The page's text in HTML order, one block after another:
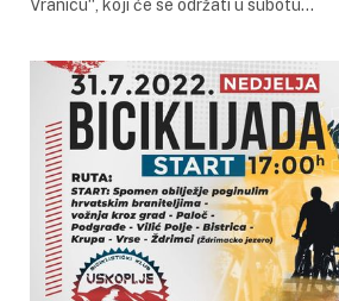
Vranicu“, koji će se održati u subotu…